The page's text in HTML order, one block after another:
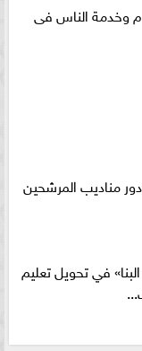
وخدمة الناس فى
مناديب المرشحين
في تحويل تعليم